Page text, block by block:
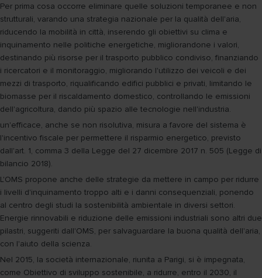
Per prima cosa occorre eliminare quelle soluzioni temporanee e non
strutturali, varando una strategia nazionale per la qualità dell'aria,
riducendo la mobilità in città, inserendo gli obiettivi su clima e
inquinamento nelle politiche energetiche, migliorandone i valori,
destinando più risorse per il trasporto pubblico condiviso, finanziando
i ricercatori e il monitoraggio, migliorando l'utilizzo dei veicoli e dei
mezzi di trasporto, riqualificando edifici pubblici e privati, limitando le
biomasse per il riscaldamento domestico, controllando le emissioni
dell'agricoltura, dando più spazio alle tecnologie nell'industria.
un'efficace, anche se non risolutiva, misura a favore del sistema è
l'incentivo fiscale per permettere il risparmio energetico, previsto
dall'art. 1, comma 3 della Legge del 27 dicembre 2017 n. 505 (Legge di
bilancio 2018).
L'OMS propone anche delle strategie da mettere in campo per ridurre
i livelli d'inquinamento troppo alti e i danni consequenziali, ponendo
al centro degli studi la sostenibilità ambientale in diversi settori.
Energie rinnovabili e riduzione delle emissioni industriali sono altri due
pilastri, suggeriti dall'OMS, per salvaguardare la buona qualità dell'aria,
con l'aiuto della scienza.
Nel 2015, la società internazionale, riunita a Parigi, si è impegnata,
come Obiettivo di sviluppo sostenibile, a ridurre, entro il 2030, il